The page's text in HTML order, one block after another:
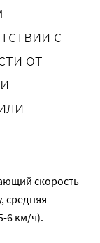
с
от
скорость
средняя
6 км/ч).